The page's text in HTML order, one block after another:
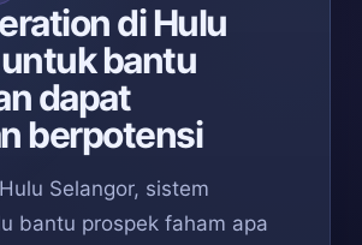
di Hulu
bantu
dapat
berpotensi
Selangor, sistem
bantu prospek faham apa